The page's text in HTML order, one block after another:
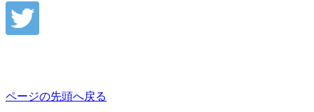
ページの先頭へ戻る